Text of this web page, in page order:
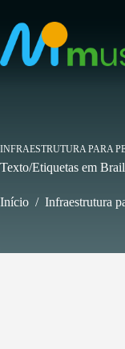
para
conteúdo
INFRAESTRUTURA PARA
Texto/Etiquetas em
Início / Infraestrutura